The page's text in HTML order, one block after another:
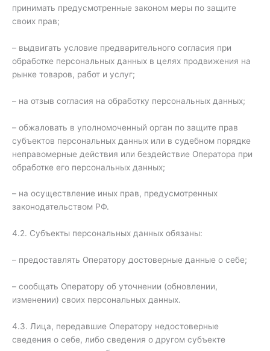
принимать предусмотренные законом меры по защите
своих прав;
– выдвигать условие предварительного согласия при
обработке персональных данных в целях продвижения на
рынке товаров, работ и услуг;
– на отзыв согласия на обработку персональных данных;
– обжаловать в уполномоченный орган по защите прав
субъектов персональных данных или в судебном порядке
неправомерные действия или бездействие Оператора при
обработке его персональных данных;
– на осуществление иных прав, предусмотренных
законодательством РФ.
4.2. Субъекты персональных данных обязаны:
– предоставлять Оператору достоверные данные о себе;
– сообщать Оператору об уточнении (обновлении,
изменении) своих персональных данных.
4.3. Лица, передавшие Оператору недостоверные
сведения о себе, либо сведения о другом субъекте